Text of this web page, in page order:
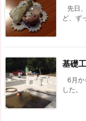
先日
ど、ず
基礎
6月か
した